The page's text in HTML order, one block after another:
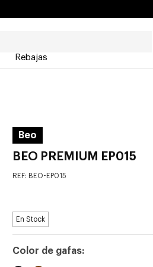
Rebajas
Beo
BEO PREMIUM EP015
REF: BEO-EP015
En Stock
Color de gafas: